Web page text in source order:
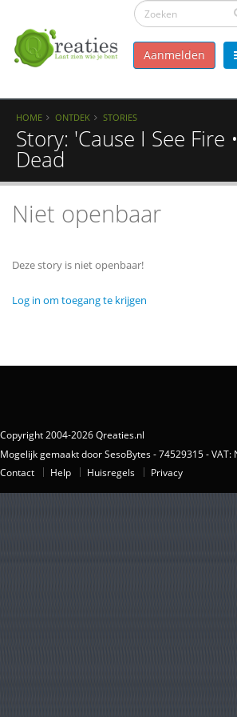
Aanmelden
HOME ONTDEK STORIES
Story: 'Cause I See Fire
Dead
Niet openbaar
Deze story is niet openbaar!
Log in om toegang te krijgen
Copyright 2004-2026 Qreaties.nl
Mogelijk gemaakt door SesoBytes - 74529315 - VAT:
Contact
Help Huisregels Privacy